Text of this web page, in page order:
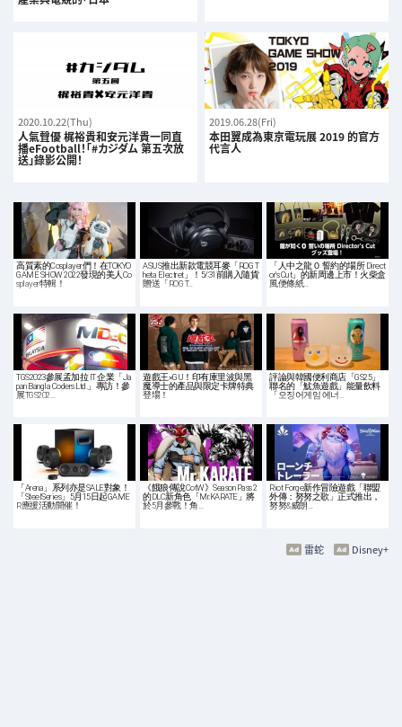
2020.10.22(Thu)
人氣聲優 梶裕貴和安元洋貴一同直
播eFootball！「#カジダム 第五次放
送」錄影公開！
2019.06.28(Fri)
本田翼成為東京電玩展 2019 的官方
代言人
高質素的Cosplayer們！在TOKYO
GAME SHOW 2022發現的美人Co
splayer特輯！
ASUS推出新款電競耳麥「ROG T
heta Electret」！5/31前購入隨貨
贈送「ROG T…
「人中之龍０ 誓約的場所 Direct
or's Cut」的新周邊上市！火柴盒
風便條紙…
TGS2023參展孟加拉 IT 企業「Ja
pan Bangla Coders Ltd.」專訪！參
展TGS202…
遊戲王×GU！印有庫里波與黑
魔導士的產品與限定卡牌特典
登場！
評論與韓國便利商店「GS25」
聯名的「魷魚遊戲」能量飲料
「오징어게임 에너…
「Arena」系列亦是SALE對象！
「SteelSeries」5月15日起GAME
R應援活動開催！
《餓狼傳說CotW》Season Pass 2
的DLC新角色「Mr.KARATE」將
於5月參戰！角…
Riot Forge新作冒險遊戲「聯盟
外傳：努努之歌」正式推出，
努努&威朗…
Disney+
雷蛇